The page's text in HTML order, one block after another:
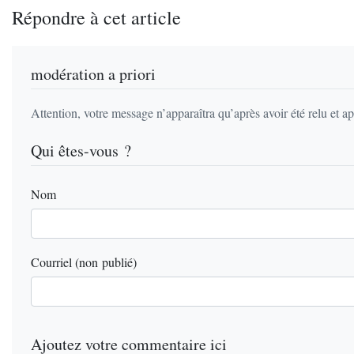
Répondre à cet article
modération a priori
Attention, votre message n’apparaîtra qu’après avoir été relu et
Qui êtes-vous ?
Nom
Courriel (non publié)
Ajoutez votre commentaire ici